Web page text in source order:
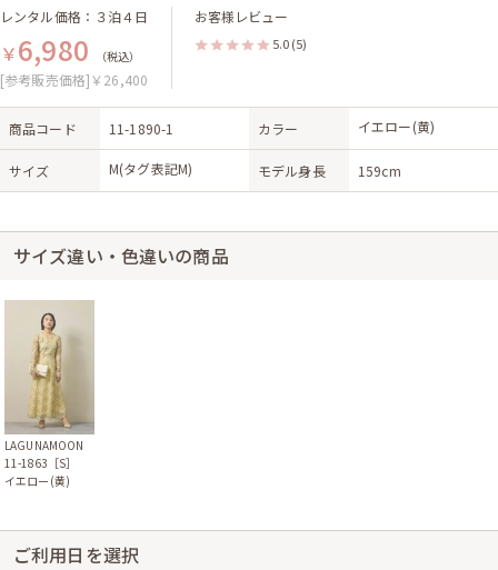
レンタル価格：３泊４日
￥6,980 （税込）
[参考販売価格]￥26,400
お客様レビュー
5.0 (5)
商品コード 11-1890-1 カラー イエロー(黄)
サイズ M(タグ表記M) モデル身長 159cm
サイズ違い・色違いの商品
LAGUNAMOON
11-1863［S］
イエロー(黄)
ご利用日を選択